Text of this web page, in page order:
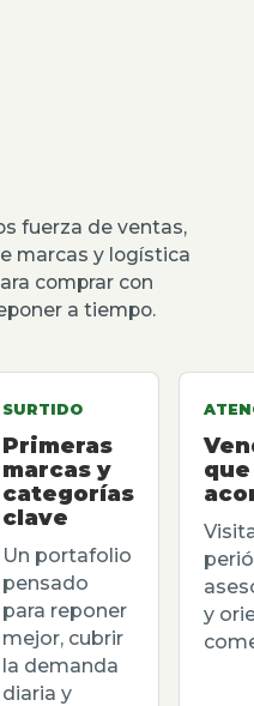
fuerza de ventas,
marcas y logística
comprar con
a tiempo.
SURTIDO
Primeras
marcas y
categorías
clave
Un portafolio
pensado
para reponer
mejor, cubrir
la demanda
diaria y
que
y